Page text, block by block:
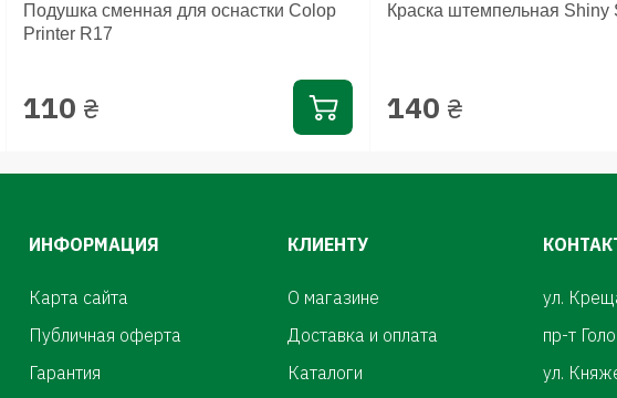
Подушка сменная для оснастки Colop
Printer R17
110 ₴
Краска штемпельная Shiny
140 ₴
ИНФОРМАЦИЯ
Карта сайта
Публичная оферта
Гарантия
КЛИЕНТУ
О магазине
Доставка и оплата
Каталоги
ул.
пр-т
ул.